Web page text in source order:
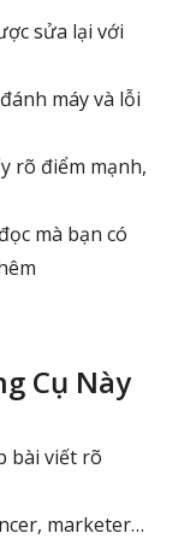
sửa lại với
máy và lỗi
rõ điểm mạnh,
mà bạn có
Cụ Này
bài viết rõ
marketer…